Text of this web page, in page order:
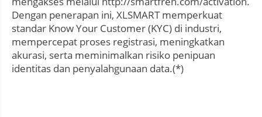
Dengan penerapan ini, XLSMART memperkuat
standar Know Your Customer (KYC) di industri,
mempercepat proses registrasi, meningkatkan
akurasi, serta meminimalkan risiko penipuan
identitas dan penyalahgunaan data.(*)